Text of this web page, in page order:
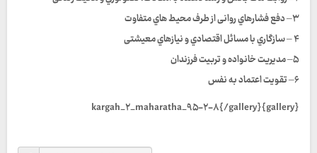
۳– دفع فشارهاي روانی از طرف محیط هاي متفاوت
۴ – سازگاري با مسائل اقتصادي و نیازهاي معیشتی
۵– مدیریت خانواده و تربیت فرزندان
۶– تقویت اعتماد به نفس
{gallery}kargah_۲_maharatha_۹۵-۲-۸{/gallery}